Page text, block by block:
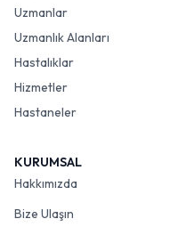
Uzmanlar
Uzmanlık Alanları
Hastalıklar
Hizmetler
Hastaneler
KURUMSAL
Hakkımızda
Bize Ulaşın